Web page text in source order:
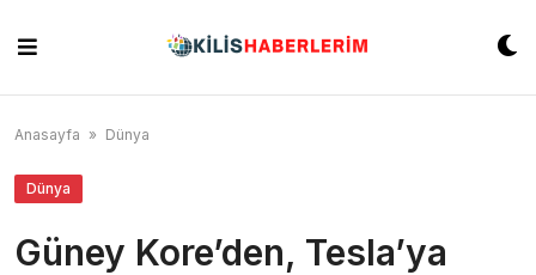
content
Anasayfa » Dünya
Dünya
Güney Kore’den, Tesla’ya